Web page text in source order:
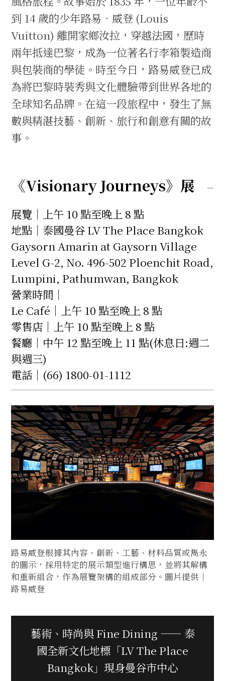
到 14 歲的少年路易．威登 (Louis
Vuitton) 離開家鄉汝拉，穿越法國，歷時
兩年抵達巴黎，成為一位著名行李箱製造商
與包裝商的學徒。時至今日，路易威登已成
為將巴黎時裝秀與文化體驗帶到世界各地的
全球知名品牌。在這一段旅程中，發生了無
數與精湛技藝、創新、旅行和創意有關的故
事。
《Visionary Journeys》展
展覽｜上午 10 點至晚上 8 點
地點｜泰國曼谷 LV The Place Bangkok
Gaysorn Amarin at Gaysorn Village
Level G-2, No. 496-502 Ploenchit Road,
Lumpini, Pathumwan, Bangkok
營業時間｜
Le Café｜上午 10 點至晚上 8 點
零售店｜上午 10 點至晚上 8 點
餐廳｜中午 12 點至晚上 11 點(休息日:週二
與週三)
電話｜(66) 1800-01-1112
路易威登根據其內容、創新、工藝、材料品質或雋永
的圖示，採用特定的展示類型進行構思，並將其解構
和重新組合，作為展覽架構的組成部分。圖片提供｜
路易威登
藝術、時尚與 Fine Dining —— 泰
國全新文化地標「LV The Place
Bangkok」現身曼谷市中心